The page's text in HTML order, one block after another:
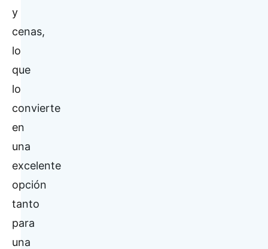
y
cenas,
lo
que
lo
convierte
en
una
excelente
opción
tanto
para
una